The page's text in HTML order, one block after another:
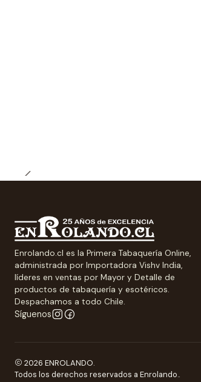
Enrolando.cl es la Primera Tabaquería Online,
administrada por Importadora Vishv India,
líderes en ventas por Mayor y Detalle de
productos de tabaquería y esotéricos.
Despachamos a todo Chile.
Síguenos
2026 ENROLANDO.
Todos los derechos reservados a Enrolando..